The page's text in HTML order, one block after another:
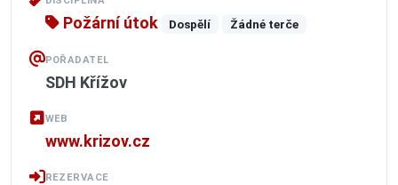
Požární útok Dospělí Žádné terče
POŘADATEL
SDH Křížov
WEB
www.krizov.cz
REZERVACE